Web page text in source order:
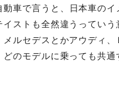
動車で言うと、日本車のイ
イストも全然違うっていう
メルセデスとかアウディ、
どのモデルに乗っても共通